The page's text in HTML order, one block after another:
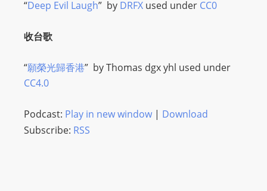
“Deep Evil Laugh” by DRFX used under CC0
收台歌
“願榮光歸香港” byThomas dgx yhl used under
CC4.0
Podcast: Play in new window| Download
Subscribe: RSS